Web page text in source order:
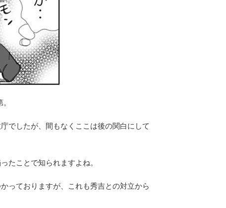
でしたが、間もなくここは後の関白にして
たことで知られますよね。
っておりますが、これも秀吉との対立から